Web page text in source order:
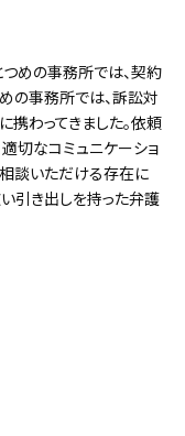
めの事務所では、契約
の事務所では、訴訟対
わってきました。依頼
切なコミュニケーショ
相談いただける存在に
引き出しを持った弁護